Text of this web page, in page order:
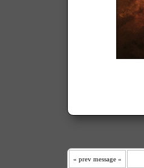
« prev message «